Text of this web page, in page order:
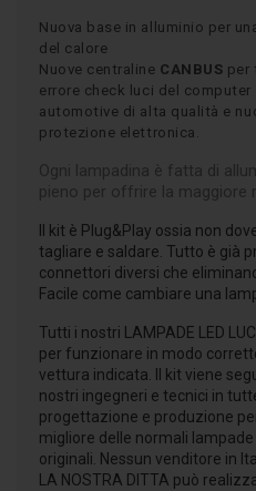
Nuova base in alluminio per
del calore
Nuove centraline CANBUS per
errore check luci del
automotive di alta qualità e
protezione elettronica.
Ogni lampadina è fatta di
pieno per offrire la maggiore
Il kit è Plug&Play ossia non
tagliare e saldare. Tutto è già
connettori diversi che
Facile come cambiare una
Tutti i nostri LAMPADE LED
per funzionare in modo
vettura indicata. Il kit viene
nostri ingegneri e tecnici in
progettazione e produzione
migliore delle normali
originali. Nessun venditore in
LA NOSTRA DITTA può